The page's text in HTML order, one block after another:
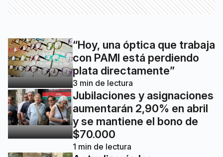
“Hoy, una óptica que trabaja
con PAMI está perdiendo
plata directamente”
3 min de lectura
Jubilaciones y asignaciones
aumentarán 2,90% en abril
y se mantiene el bono de
$70.000
1 min de lectura